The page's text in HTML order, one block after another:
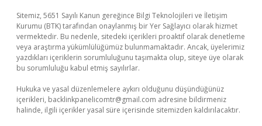
Sitemiz, 5651 Sayılı Kanun gereğince Bilgi Teknolojileri ve İletişim
Kurumu (BTK) tarafından onaylanmış bir Yer Sağlayıcı olarak hizmet
vermektedir. Bu nedenle, sitedeki içerikleri proaktif olarak denetleme
veya araştırma yükümlülüğümüz bulunmamaktadır. Ancak, üyelerimiz
yazdıkları içeriklerin sorumluluğunu taşımakta olup, siteye üye olarak
bu sorumluluğu kabul etmiş sayılırlar.
Hukuka ve yasal düzenlemelere aykırı olduğunu düşündüğünüz
içerikleri, backlinkpanelicomtr@gmail.com adresine bildirmeniz
halinde, ilgili içerikler yasal süre içerisinde sitemizden kaldırılacaktır.